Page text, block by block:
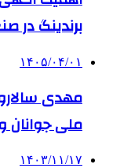
برندینگ در
۱۴۰۵/۰۴/۰۱
مهدی
ملی جوانان
۱۴۰۳/۱۱/۱۷